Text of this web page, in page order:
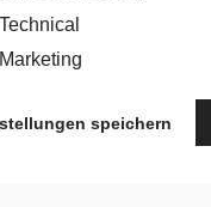
Technical
Marketing
speichern